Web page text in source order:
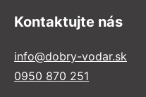
Kontaktujte nás
info@dobry-vodar.sk
0950 870 251